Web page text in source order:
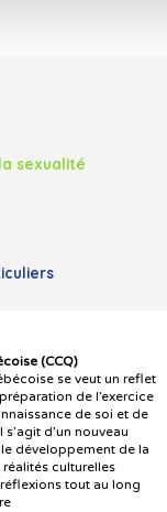
sexualité
(CCQ)
se veut un reflet
de l’exercice
de soi et de
d’un nouveau
développement de la
réalités culturelles
tout au long